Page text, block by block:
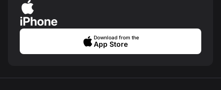
iPhone
Download from the
App Store